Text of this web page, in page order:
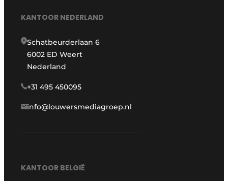
KANTOOR NEDERLAND
Schatbeurderlaan 6
6002 ED Weert
Nederland
+31 495 450095
info@louwersmediagroep.nl
KANTOOR BELGIË